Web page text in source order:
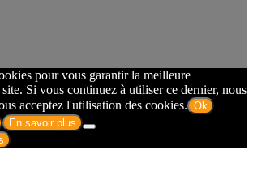
pour vous garantir la meilleure
Si vous continuez à utiliser ce dernier, nous
acceptez l'utilisation des cookies. Ok
En savoir plus